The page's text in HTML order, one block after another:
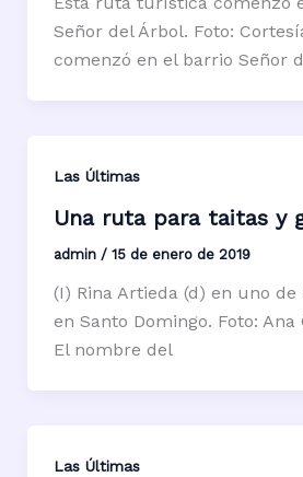
Señor del Árbol. Foto:
comenzó en el barrio Señor
Las Últimas
Una ruta para taitas y
admin / 15 de enero de 2019
(I) Rina Artieda (d) en uno
en Santo Domingo. Foto:
El nombre del
Las Últimas